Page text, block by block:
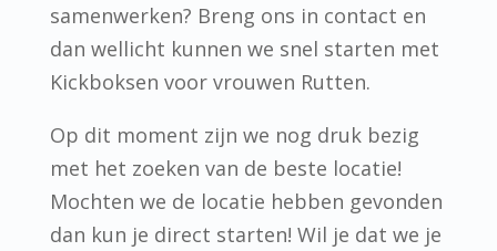
samenwerken? Breng ons in contact en
dan wellicht kunnen we snel starten met
Kickboksen voor vrouwen Rutten.
Op dit moment zijn we nog druk bezig
met het zoeken van de beste locatie!
Mochten we de locatie hebben gevonden
dan kun je direct starten! Wil je dat we je